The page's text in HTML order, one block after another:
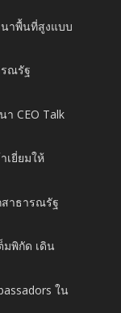
าพื้นที่สูงแบบ
ณรัฐ
CEO Talk
เยี่ยมให้
าธารณรัฐ
มพิกัด เดิน
ใน